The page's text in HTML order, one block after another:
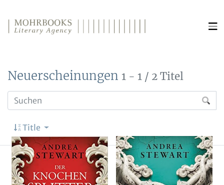
Neuerscheinungen 1 - 1 / 2 Titel
Title